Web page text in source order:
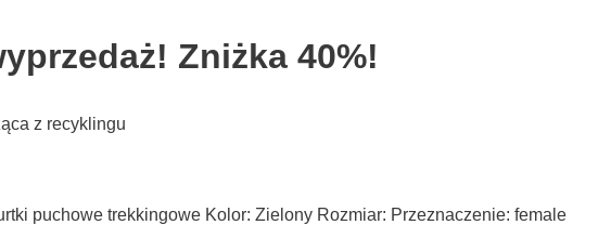
Zniżka 40%!
z recyklingu
puchowe trekkingowe Kolor: Zielony Rozmiar: Przeznaczenie: female